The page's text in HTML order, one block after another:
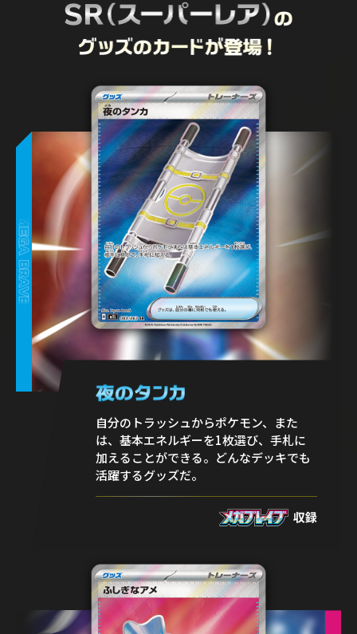
自分のトラッシュからポケモン、また
は、基本エネルギーを1枚選び、手札に
加えることができる。どんなデッキでも
活躍するグッズだ。